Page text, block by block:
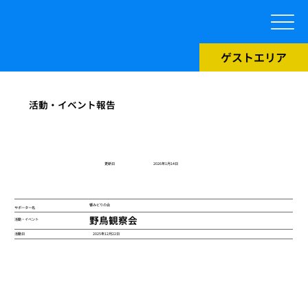
ゲストエリア
活動・イベント報告
​更新日 2026年1月14日
サポーター名 響みどりの会
活動・イベント 野鳥観察会
活動日 2025年12月22日